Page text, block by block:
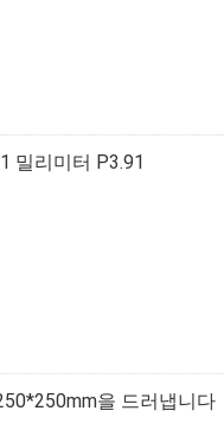
밀리미터 P3.91
을 드러냅니다